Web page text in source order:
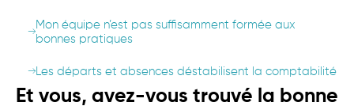
Mon équipe n’est pas suffisamment formée aux
bonnes pratiques
Les départs et absences déstabilisent la comptabilité
Et vous, avez-vous trouvé la bonne